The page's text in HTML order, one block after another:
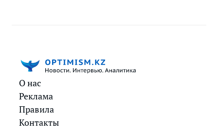
О нас
Реклама
Правила
Контакты